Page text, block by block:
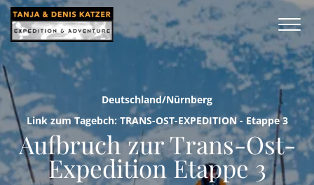
Deutschland/Nürnberg
Link zum Tagebch: TRANS-OST-EXPEDITION - Etappe 3
Aufbruch zur Trans-Ost-
Expedition Etappe 3